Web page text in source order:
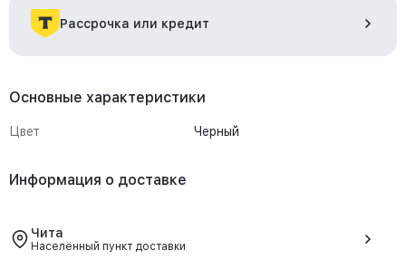
Рассрочка или кредит
Основные характеристики
Цвет Черный
Информация о доставке
Чита
Населённый пункт доставки